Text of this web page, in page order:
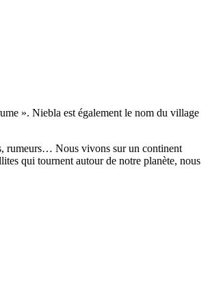
». Niebla est également le nom du village
rumeurs… Nous vivons sur un continent
qui tournent autour de notre planète, nous